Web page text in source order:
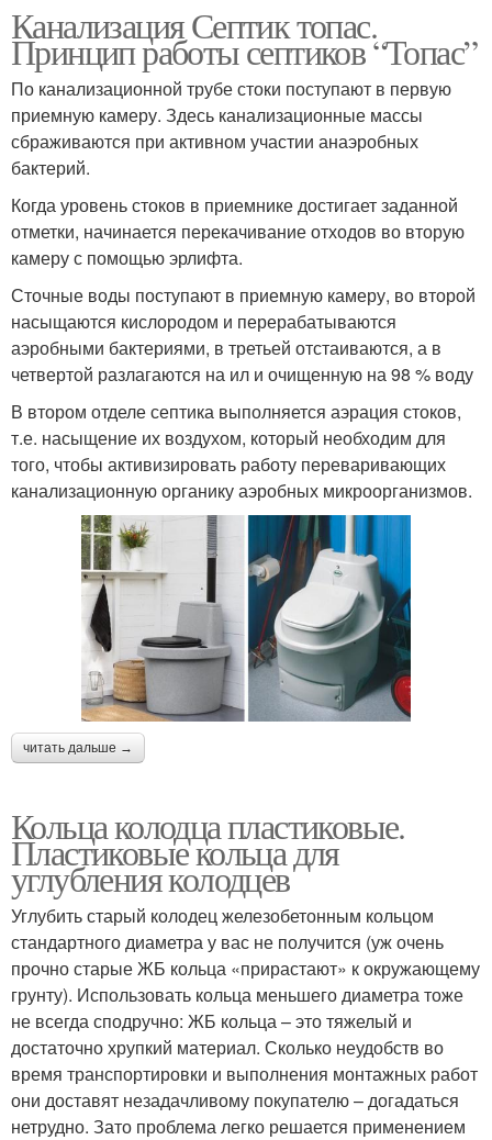
Канализация Септик топас.
Принцип работы септиков “Топас”
По канализационной трубе стоки поступают в первую
приемную камеру. Здесь канализационные массы
сбраживаются при активном участии анаэробных
бактерий.
Когда уровень стоков в приемнике достигает заданной
отметки, начинается перекачивание отходов во вторую
камеру с помощью эрлифта.
Сточные воды поступают в приемную камеру, во второй
насыщаются кислородом и перерабатываются
аэробными бактериями, в третьей отстаиваются, а в
четвертой разлагаются на ил и очищенную на 98 % воду
В втором отделе септика выполняется аэрация стоков,
т.е. насыщение их воздухом, который необходим для
того, чтобы активизировать работу переваривающих
канализационную органику аэробных микроорганизмов.
читать дальше →
Кольца колодца пластиковые.
Пластиковые кольца для
углубления колодцев
Углубить старый колодец железобетонным кольцом
стандартного диаметра у вас не получится (уж очень
прочно старые ЖБ кольца «прирастают» к окружающему
грунту). Использовать кольца меньшего диаметра тоже
не всегда сподручно: ЖБ кольца – это тяжелый и
достаточно хрупкий материал. Сколько неудобств во
время транспортировки и выполнения монтажных работ
они доставят незадачливому покупателю – догадаться
нетрудно. Зато проблема легко решается применением